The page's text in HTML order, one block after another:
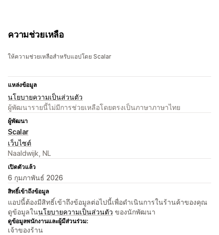
ความช่วยเหลือ
ให้ความช่วยเหลือสำหรับแอปโดย Scalar
แหล่งข้อมูล
นโยบายความเป็นส่วนตัว
ผู้พัฒนารายนี้ไม่มีการช่วยเหลือโดยตรงเป็นภาษาภาษาไทย
ผู้พัฒนา
Scalar
เว็บไซต์
Naaldwijk, NL
เปิดตัวแล้ว
6 กุมภาพันธ์ 2026
สิทธิ์เข้าถึงข้อมูล
แอปนี้ต้องมีสิทธิ์เข้าถึงข้อมูลต่อไปนี้เพื่อดำเนินการในร้านค้าของคุณ
ดูข้อมูลในนโยบายความเป็นส่วนตัว ของนักพัฒนา
ดูข้อมูลพนักงานและผู้มีส่วนร่วม:
เจ้าของร้าน